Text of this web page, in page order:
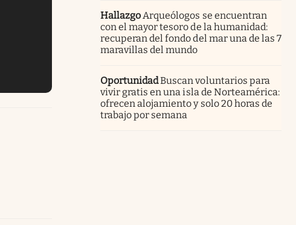
HallazgoArqueólogos se encuentran
con el mayor tesoro de la humanidad:
recuperan del fondo del mar una de las 7
maravillas del mundo
OportunidadBuscan voluntarios para
vivir gratis en una isla de Norteamérica:
ofrecen alojamiento y solo 20 horas de
trabajo por semana